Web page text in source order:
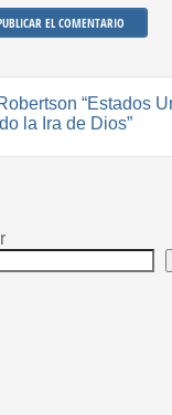
“Estados
la Ira de Dios”